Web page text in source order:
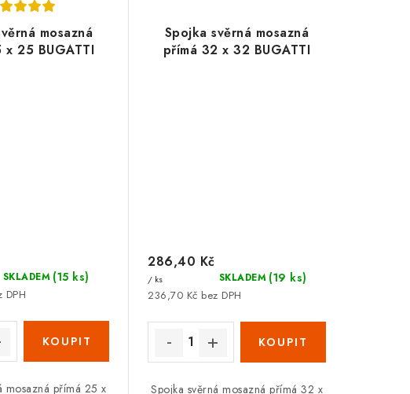
mosazná
x 25 BUGATTI
SKLADEM (15 ks)
DPH
mosazná přímá 25 x
Spojka svěrná mosazná
přímá 32 x 32 BUGATTI
SKLADEM (19 ks)
236,70 Kč bez DPH
286,40 Kč
/ ks
Spojka svěrná mosazná přímá 32 x